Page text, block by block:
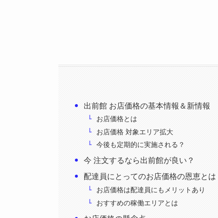
出前館 お店価格の基本情報＆新情報
お店価格とは
お店価格 対象エリア拡大
今後も定期的に実施される？
今 注文するなら出前館が良い？
配達員にとってのお店価格の恩恵とは
お店価格は配達員にもメリットあり
おすすめの稼働エリアとは